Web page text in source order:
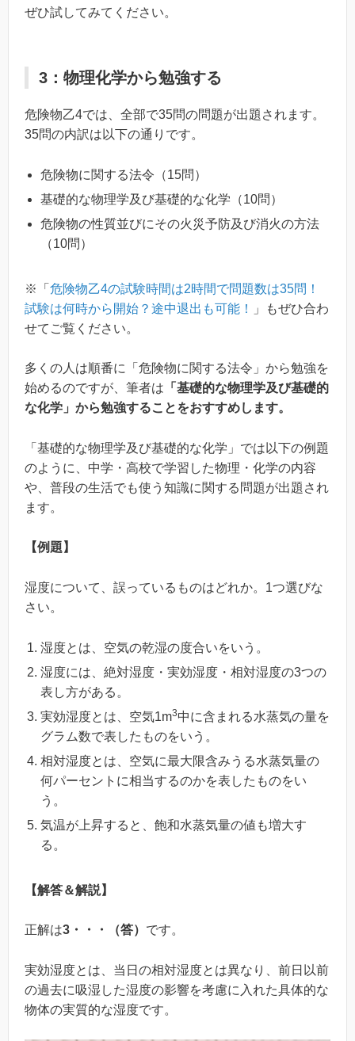
ぜひ試してみてください。
3：物理化学から勉強する
危険物乙4では、全部で35問の問題が出題されます。
35問の内訳は以下の通りです。
危険物に関する法令（15問）
基礎的な物理学及び基礎的な化学（10問）
危険物の性質並びにその火災予防及び消火の方法
（10問）
※「 危険物乙4の試験時間は2時間で問題数は35問！
試験は何時から開始？途中退出も可能！
」もぜひ合わ
せてご覧ください。
多くの人は順番に「危険物に関する法令」から勉強を
始めるのですが、筆者は 「基礎的な物理学及び基礎的
な化学」から勉強することをおすすめします。
「基礎的な物理学及び基礎的な化学」では以下の例題
のように、中学・高校で学習した物理・化学の内容
や、普段の生活でも使う知識に関する問題が出題され
ます。
【例題】
湿度について、誤っているものはどれか。1つ選びな
さい。
湿度とは、空気の乾湿の度合いをいう。
湿度には、絶対湿度・実効湿度・相対湿度の3つの
表し方がある。
実効湿度とは、空気1m3中に含まれる水蒸気の量を
グラム数で表したものをいう。
相対湿度とは、空気に最大限含みうる水蒸気量の
何パーセントに相当するのかを表したものをい
う。
気温が上昇すると、飽和水蒸気量の値も増大す
る。
【解答＆解説】
正解は3・・・（答） です。
実効湿度とは、当日の相対湿度とは異なり、前日以前
の過去に吸湿した湿度の影響を考慮に入れた具体的な
物体の実質的な湿度です。